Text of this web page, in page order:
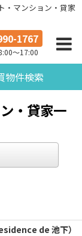
・マンション・貸家
1767
～17:00
物件検索
・貸家一
de 池下）